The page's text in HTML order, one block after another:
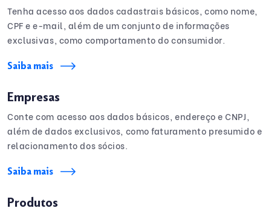
Tenha acesso aos dados cadastrais básicos, como nome,
CPF e e-mail, além de um conjunto de informações
exclusivas, como comportamento do consumidor.
Saiba mais
Empresas
Conte com acesso aos dados básicos, endereço e CNPJ,
além de dados exclusivos, como faturamento presumido e
relacionamento dos sócios.
Saiba mais
Produtos